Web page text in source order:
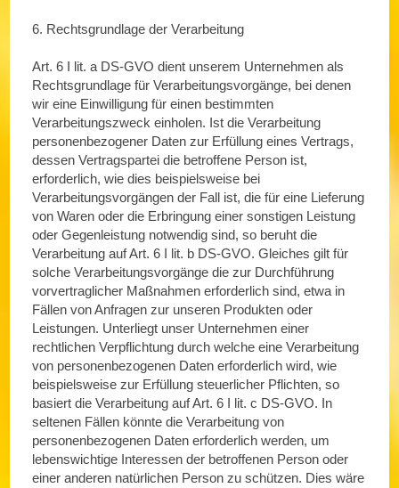
6. Rechtsgrundlage der Verarbeitung
Art. 6 I lit. a DS-GVO dient unserem Unternehmen als
Rechtsgrundlage für Verarbeitungsvorgänge, bei denen
wir eine Einwilligung für einen bestimmten
Verarbeitungszweck einholen. Ist die Verarbeitung
personenbezogener Daten zur Erfüllung eines Vertrags,
dessen Vertragspartei die betroffene Person ist,
erforderlich, wie dies beispielsweise bei
Verarbeitungsvorgängen der Fall ist, die für eine Lieferung
von Waren oder die Erbringung einer sonstigen Leistung
oder Gegenleistung notwendig sind, so beruht die
Verarbeitung auf Art. 6 I lit. b DS-GVO. Gleiches gilt für
solche Verarbeitungsvorgänge die zur Durchführung
vorvertraglicher Maßnahmen erforderlich sind, etwa in
Fällen von Anfragen zur unseren Produkten oder
Leistungen. Unterliegt unser Unternehmen einer
rechtlichen Verpflichtung durch welche eine Verarbeitung
von personenbezogenen Daten erforderlich wird, wie
beispielsweise zur Erfüllung steuerlicher Pflichten, so
basiert die Verarbeitung auf Art. 6 I lit. c DS-GVO. In
seltenen Fällen könnte die Verarbeitung von
personenbezogenen Daten erforderlich werden, um
lebenswichtige Interessen der betroffenen Person oder
einer anderen natürlichen Person zu schützen. Dies wäre